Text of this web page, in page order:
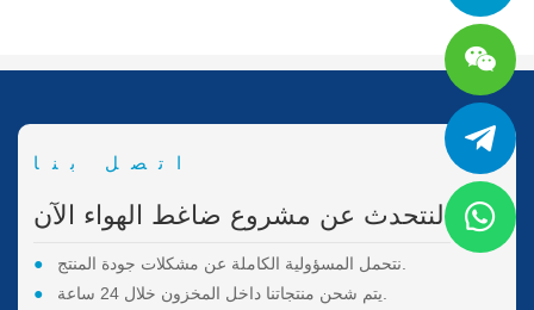
اتصل بنا
لنتحدث عن مشروع ضاغط الهواء الآن.
●
●